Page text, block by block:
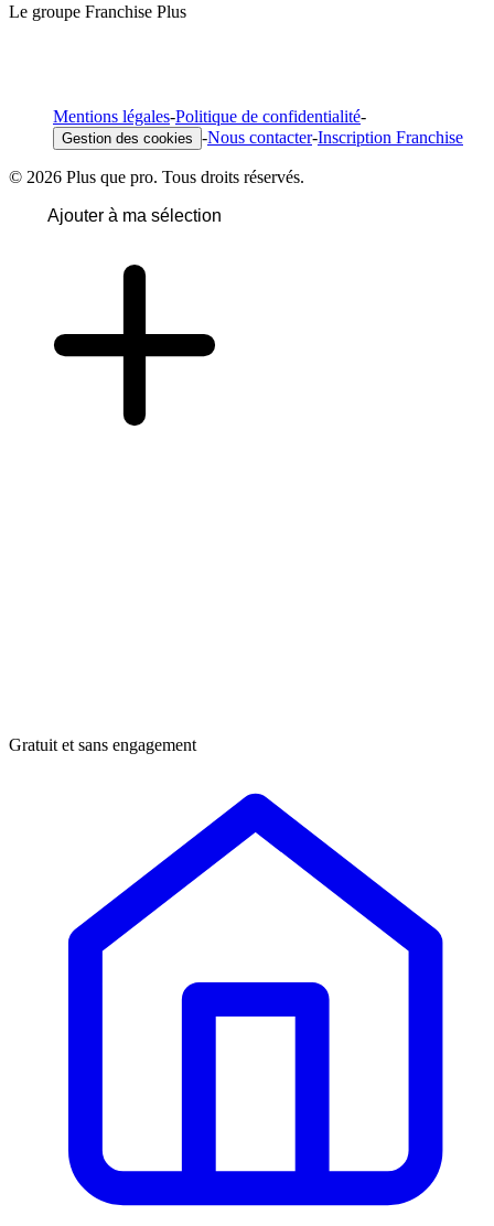
Le groupe Franchise Plus
Mentions légales-Politique de confidentialité-
Gestion des cookies -Nous contacter-Inscription Franchise
© 2026 Plus que pro. Tous droits réservés.
Ajouter à ma sélection
Gratuit et sans engagement